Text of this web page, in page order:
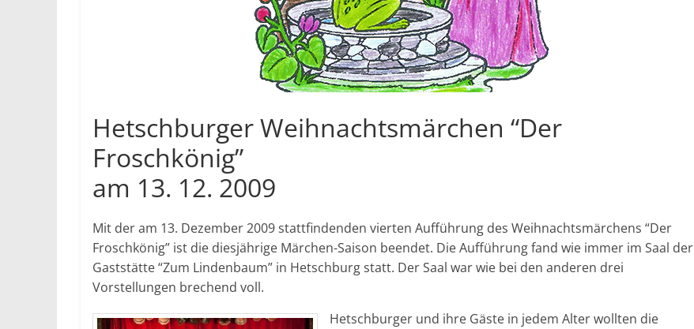
Hetschburger Weihnachtsmärchen “Der
Froschkönig”
am 13. 12. 2009
Mit der am 13. Dezember 2009 stattfindenden vierten Aufführung des Weihnachtsmärchens “Der
Froschkönig” ist die diesjährige Märchen-Saison beendet. Die Aufführung fand wie immer im Saal der
Gaststätte “Zum Lindenbaum” in Hetschburg statt. Der Saal war wie bei den anderen drei
Vorstellungen brechend voll.
Hetschburger und ihre Gäste in jedem Alter wollten die